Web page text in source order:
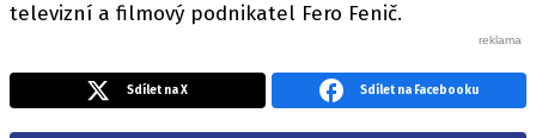
televizní a filmový podnikatel Fero Fenič.
Sdílet na X Sdílet na Facebooku